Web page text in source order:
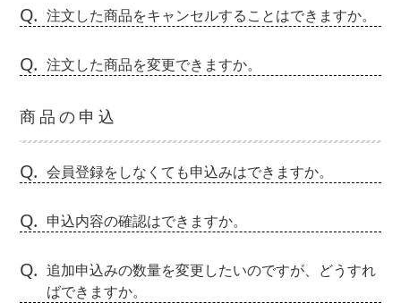
Q. 注文した商品をキャンセルすることはできますか。
Q. 注文した商品を変更できますか。
商品の申込
Q. 会員登録をしなくても申込みはできますか。
Q. 申込内容の確認はできますか。
Q. 追加申込みの数量を変更したいのですが、どうすれ
ばできますか。